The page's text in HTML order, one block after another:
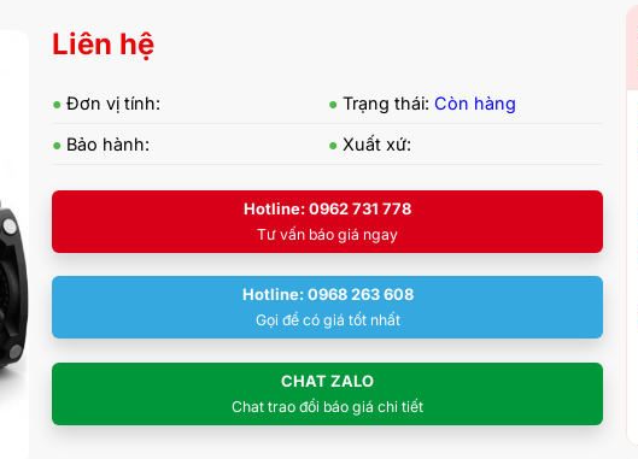
Liên hệ
●Đơn vị tính: ● Trạng thái: Còn hàng
● Bảo hành: ● Xuất xứ:
Hotline: 0962 731 778
Tư vấn báo giá ngay
Hotline: 0968 263 608
Gọi để có giá tốt nhất
CHAT ZALO
Chat trao đổi báo giá chi tiết